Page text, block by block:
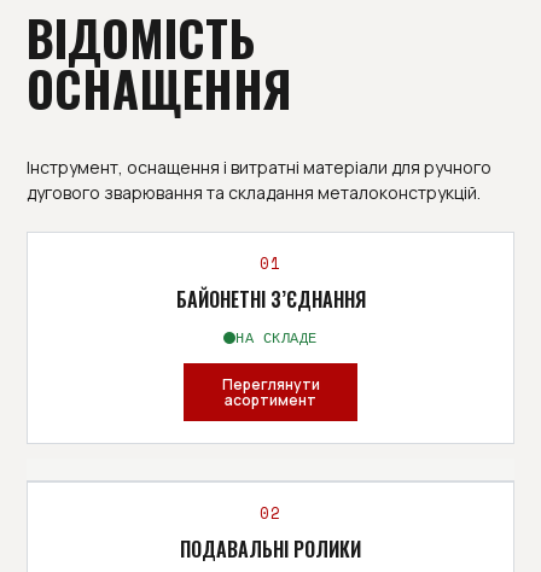
ВІДОМІСТЬ
ОСНАЩЕННЯ
Інструмент, оснащення і витратні матеріали для ручного
дугового зварювання та складання металоконструкцій.
01
БАЙОНЕТНІ З’ЄДНАННЯ
НА СКЛАДЕ
Переглянути
асортимент
02
ПОДАВАЛЬНІ РОЛИКИ